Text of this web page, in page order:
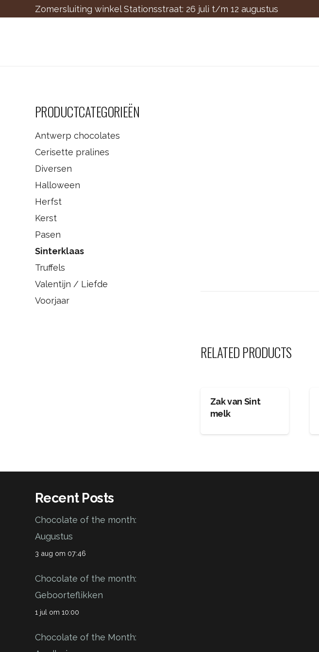
Zomersluiting winkel Stationsstraat: 26 juli t/m 12 augustus
PRODUCTCATEGORIEËN
Antwerp chocolates
Cerisette pralines
Diversen
Halloween
Herfst
Kerst
Pasen
Sinterklaas
Truffels
Valentijn / Liefde
Voorjaar
RELATED PRODUCTS
Zak van Sint
melk
Recent Posts
Chocolate of the month:
Augustus
3 aug om 07:46
Chocolate of the month:
Geboorteflikken
1 jul om 10:00
Chocolate of the Month: